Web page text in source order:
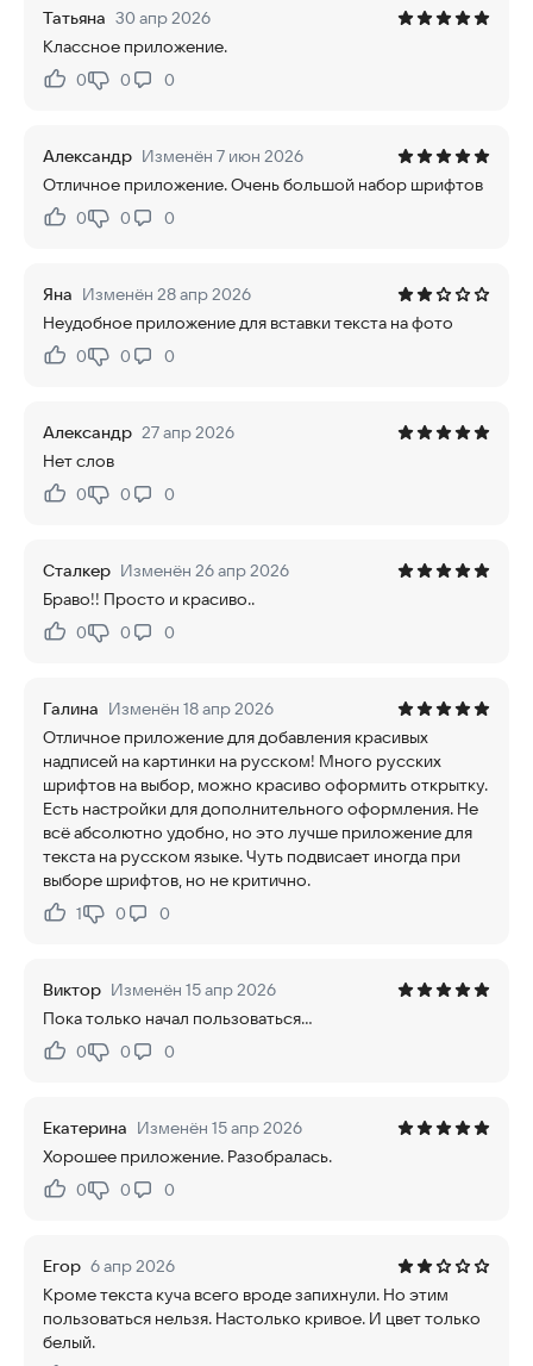
Татьяна 30 апр 2026
Классное приложение.
Нравится:
0Не нравится:
0 0
Александр Изменён 7 июн 2026
Отличное приложение. Очень большой набор шрифтов
Нравится:
0Не нравится:
0 0
Яна Изменён 28 апр 2026
Неудобное приложение для вставки текста на фото
Нравится:
0Не нравится:
0 0
Александр 27 апр 2026
Нет слов
Нравится:
0Не нравится:
0 0
Сталкер Изменён 26 апр 2026
Браво!! Просто и красиво..
Нравится:
0Не нравится:
0 0
Галина Изменён 18 апр 2026
Отличное приложение для добавления красивых
надписей на картинки на русском! Много русских
шрифтов на выбор, можно красиво оформить открытку.
Есть настройки для дополнительного оформления. Не
всё абсолютно удобно, но это лучше приложение для
текста на русском языке. Чуть подвисает иногда при
выборе шрифтов, но не критично.
Нравится:
1Не нравится:
0 0
Виктор Изменён 15 апр 2026
Пока только начал пользоваться...
Нравится:
0Не нравится:
0 0
Екатерина Изменён 15 апр 2026
Хорошее приложение. Разобралась.
Нравится:
0Не нравится:
0 0
Егор 6 апр 2026
Кроме текста куча всего вроде запихнули. Но этим
пользоваться нельзя. Настолько кривое. И цвет только
белый.